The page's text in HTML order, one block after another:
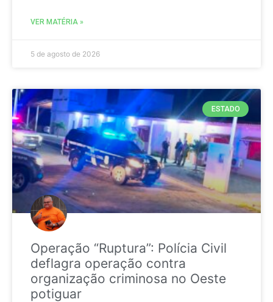
VER MATÉRIA »
5 de agosto de 2026
ESTADO
Operação “Ruptura”: Polícia Civil
deflagra operação contra
organização criminosa no Oeste
potiguar